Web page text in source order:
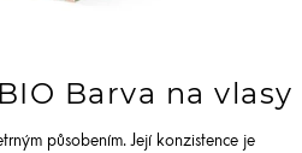
BIO Barva na vlasy
působením. Její konzistence je